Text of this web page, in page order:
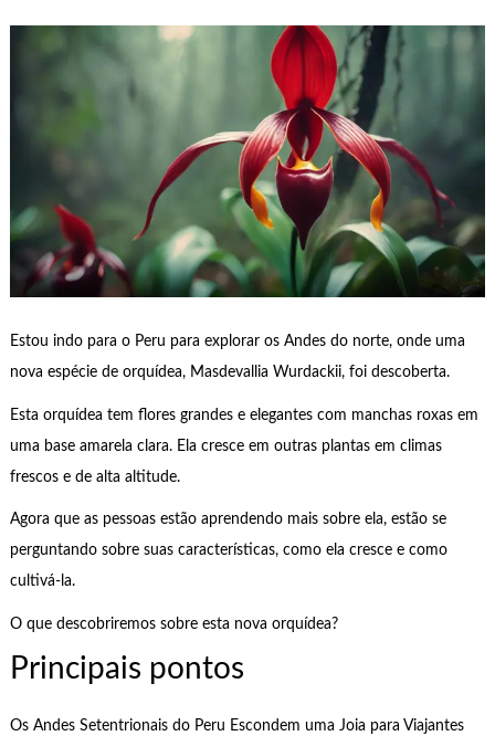
Estou indo para o Peru para explorar os Andes do norte, onde uma
nova espécie de orquídea, Masdevallia Wurdackii, foi descoberta.
Esta orquídea tem flores grandes e elegantes com manchas roxas em
uma base amarela clara. Ela cresce em outras plantas em climas
frescos e de alta altitude.
Agora que as pessoas estão aprendendo mais sobre ela, estão se
perguntando sobre suas características, como ela cresce e como
cultivá-la.
O que descobriremos sobre esta nova orquídea?
Principais pontos
Os Andes Setentrionais do Peru Escondem uma Joia para Viajantes